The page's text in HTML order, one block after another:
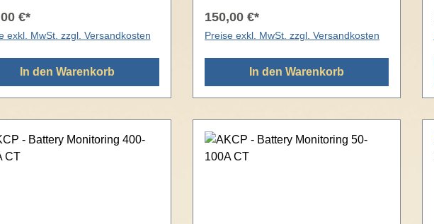
€*
exkl. MwSt. zzgl. Versandkosten
In den Warenkorb
150,00 €*
Preise exkl. MwSt. zzgl. Versandkosten
In den Warenkorb